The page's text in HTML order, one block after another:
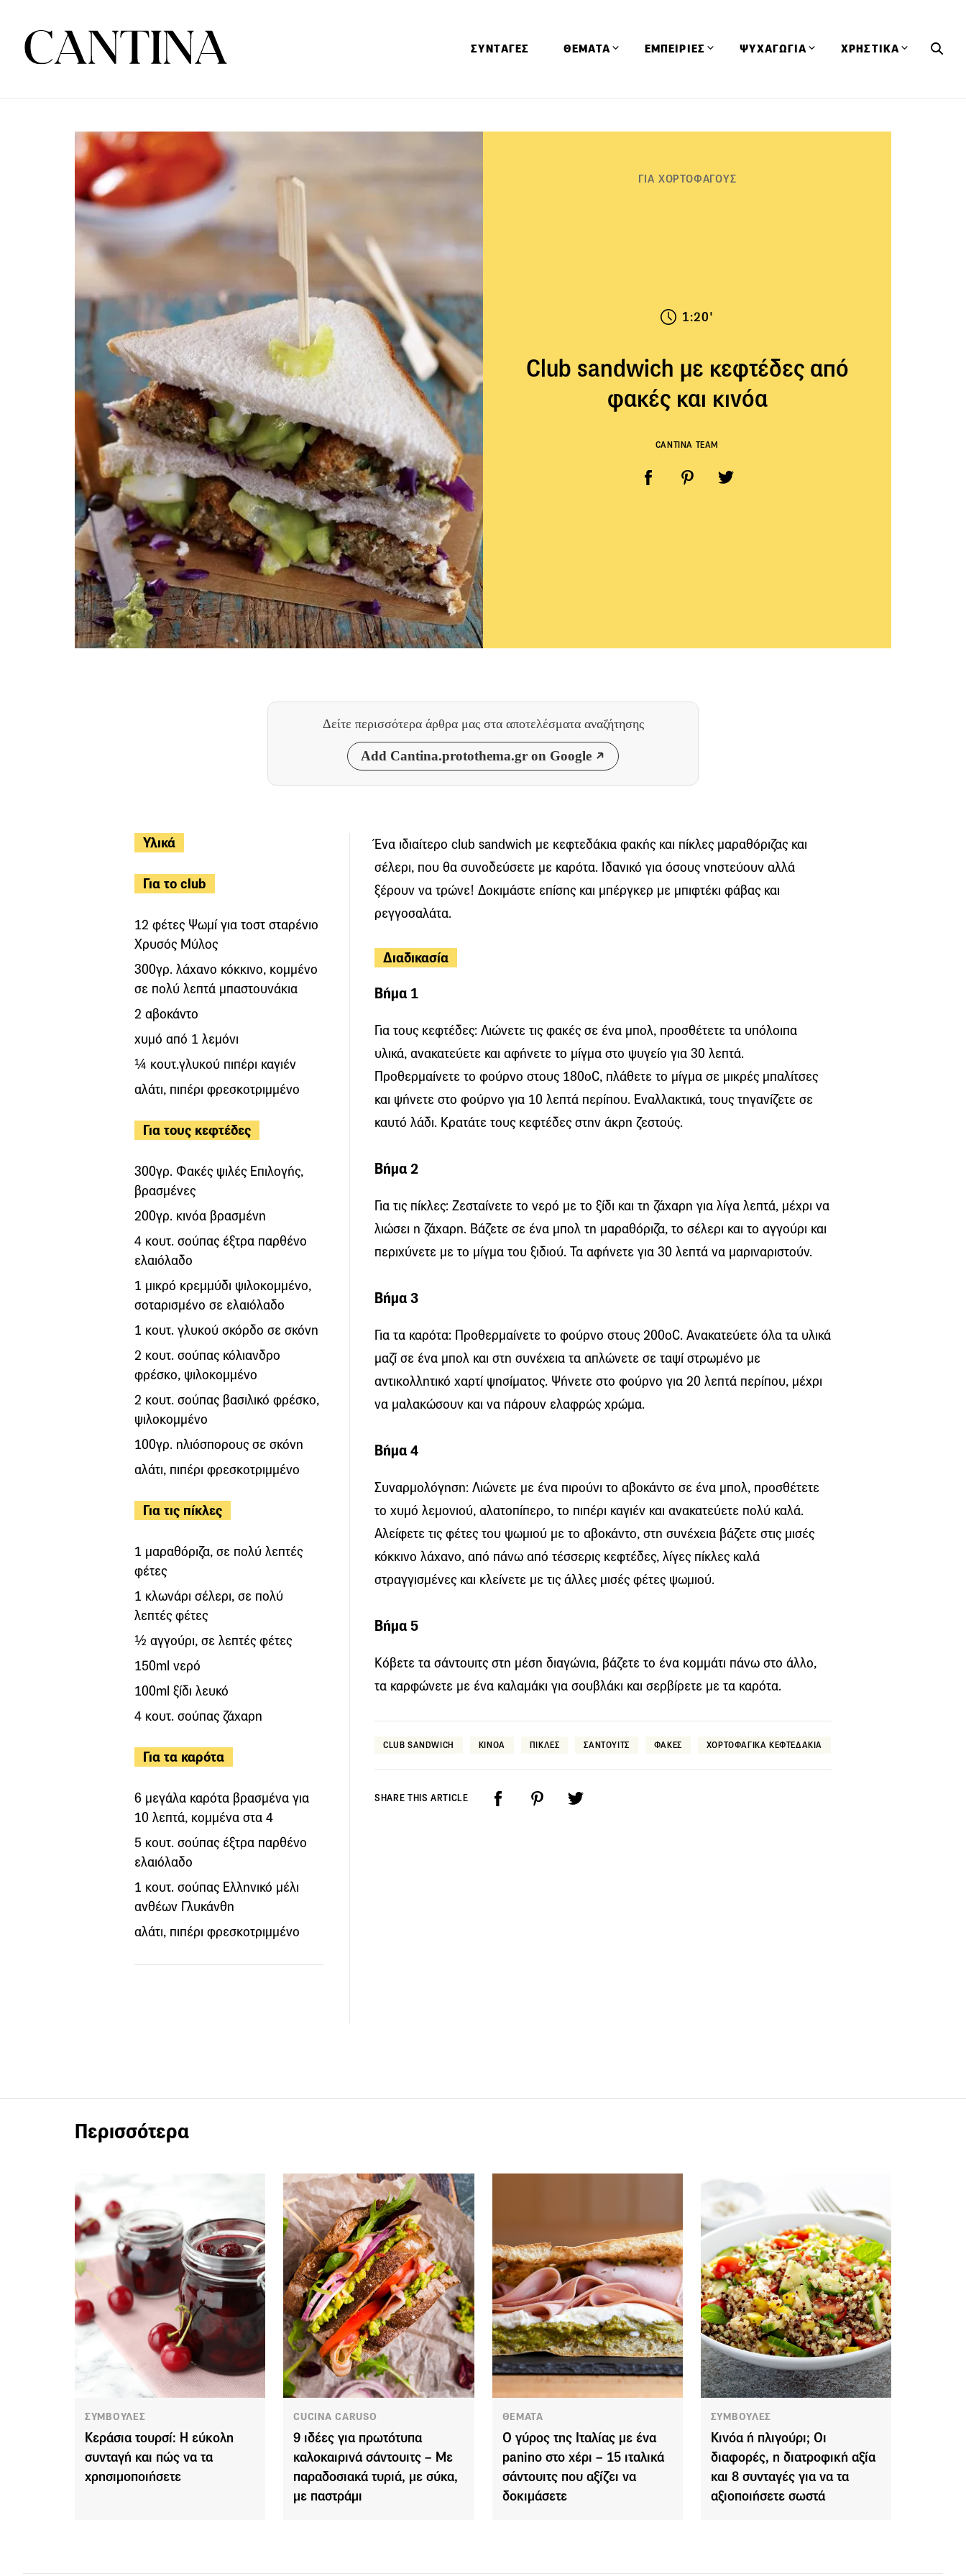
ΣΥΝΤΑΓΕΣ ΘΕΜΑΤΑ ΕΜΠΕΙΡΙΕΣ ΨΥΧΑΓΩΓΙΑ ΧΡΗΣΤΙΚΑ
ΓΙΑ ΧΟΡΤΟΦΑΓΟΥΣ
1:20'
Club sandwich με κεφτέδες από
φακές και κινόα
CANTINA TEAM
Δείτε περισσότερα άρθρα μας στα αποτελέσματα αναζήτησης
Add Cantina.protothema.gr on Google
Υλικά
Για το club
12 φέτες Ψωμί για τοστ σταρένιο
Χρυσός Μύλος
300γρ. λάχανο κόκκινο, κομμένο
σε πολύ λεπτά μπαστουνάκια
2 αβοκάντο
χυμό από 1 λεμόνι
¼ κουτ.γλυκού πιπέρι καγιέν
αλάτι, πιπέρι φρεσκοτριμμένο
Για τους κεφτέδες
300γρ. Φακές ψιλές Επιλογής,
βρασμένες
200γρ. κινόα βρασμένη
4 κουτ. σούπας έξτρα παρθένο
ελαιόλαδο
1 μικρό κρεμμύδι ψιλοκομμένο,
σοταρισμένο σε ελαιόλαδο
1 κουτ. γλυκού σκόρδο σε σκόνη
2 κουτ. σούπας κόλιανδρο
φρέσκο, ψιλοκομμένο
2 κουτ. σούπας βασιλικό φρέσκο,
ψιλοκομμένο
100γρ. ηλιόσπορους σε σκόνη
αλάτι, πιπέρι φρεσκοτριμμένο
Για τις πίκλες
1 μαραθόριζα, σε πολύ λεπτές
φέτες
1 κλωνάρι σέλερι, σε πολύ
λεπτές φέτες
½ αγγούρι, σε λεπτές φέτες
150ml νερό
100ml ξίδι λευκό
4 κουτ. σούπας ζάχαρη
Για τα καρότα
6 μεγάλα καρότα βρασμένα για
10 λεπτά, κομμένα στα 4
5 κουτ. σούπας έξτρα παρθένο
ελαιόλαδο
1 κουτ. σούπας Ελληνικό μέλι
ανθέων Γλυκάνθη
αλάτι, πιπέρι φρεσκοτριμμένο
Ένα ιδιαίτερο club sandwich με κεφτεδάκια φακής και πίκλες μαραθόριζας και
σέλερι, που θα συνοδεύσετε με καρότα. Ιδανικό για όσους νηστεύουν αλλά
ξέρουν να τρώνε! Δοκιμάστε επίσης και μπέργκερ με μπιφτέκι φάβας και
ρεγγοσαλάτα.
Διαδικασία
Βήμα 1
Για τους κεφτέδες: Λιώνετε τις φακές σε ένα μπολ, προσθέτετε τα υπόλοιπα
υλικά, ανακατεύετε και αφήνετε το μίγμα στο ψυγείο για 30 λεπτά.
Προθερμαίνετε το φούρνο στους 180οC, πλάθετε το μίγμα σε μικρές μπαλίτσες
και ψήνετε στο φούρνο για 10 λεπτά περίπου. Εναλλακτικά, τους τηγανίζετε σε
καυτό λάδι. Κρατάτε τους κεφτέδες στην άκρη ζεστούς.
Βήμα 2
Για τις πίκλες: Ζεσταίνετε το νερό με το ξίδι και τη ζάχαρη για λίγα λεπτά, μέχρι να
λιώσει η ζάχαρη. Βάζετε σε ένα μπολ τη μαραθόριζα, το σέλερι και το αγγούρι και
περιχύνετε με το μίγμα του ξιδιού. Τα αφήνετε για 30 λεπτά να μαριναριστούν.
Βήμα 3
Για τα καρότα: Προθερμαίνετε το φούρνο στους 200οC. Ανακατεύετε όλα τα υλικά
μαζί σε ένα μπολ και στη συνέχεια τα απλώνετε σε ταψί στρωμένο με
αντικολλητικό χαρτί ψησίματος. Ψήνετε στο φούρνο για 20 λεπτά περίπου, μέχρι
να μαλακώσουν και να πάρουν ελαφρώς χρώμα.
Βήμα 4
Συναρμολόγηση: Λιώνετε με ένα πιρούνι το αβοκάντο σε ένα μπολ, προσθέτετε
το χυμό λεμονιού, αλατοπίπερο, το πιπέρι καγιέν και ανακατεύετε πολύ καλά.
Αλείφετε τις φέτες του ψωμιού με το αβοκάντο, στη συνέχεια βάζετε στις μισές
κόκκινο λάχανο, από πάνω από τέσσερις κεφτέδες, λίγες πίκλες καλά
στραγγισμένες και κλείνετε με τις άλλες μισές φέτες ψωμιού.
Βήμα 5
Κόβετε τα σάντουιτς στη μέση διαγώνια, βάζετε το ένα κομμάτι πάνω στο άλλο,
τα καρφώνετε με ένα καλαμάκι για σουβλάκι και σερβίρετε με τα καρότα.
CLUB SANDWICH ΚΙΝΟΑ ΠΙΚΛΕΣ ΣΑΝΤΟΥΙΤΣ ΦΑΚΕΣ ΧΟΡΤΟΦΑΓΙΚΑ ΚΕΦΤΕΔΑΚΙΑ
SHARE THIS ARTICLE
Περισσότερα
ΣΥΜΒΟΥΛΕΣ
Κεράσια τουρσί: Η εύκολη
συνταγή και πώς να τα
χρησιμοποιήσετε
CUCINA CARUSO
9 ιδέες για πρωτότυπα
καλοκαιρινά σάντουιτς – Με
παραδοσιακά τυριά, με σύκα,
με παστράμι
ΘΕΜΑΤΑ
Ο γύρος της Ιταλίας με ένα
panino στο χέρι – 15 ιταλικά
σάντουιτς που αξίζει να
δοκιμάσετε
ΣΥΜΒΟΥΛΕΣ
Κινόα ή πλιγούρι; Οι
διαφορές, η διατροφική αξία
και 8 συνταγές για να τα
αξιοποιήσετε σωστά